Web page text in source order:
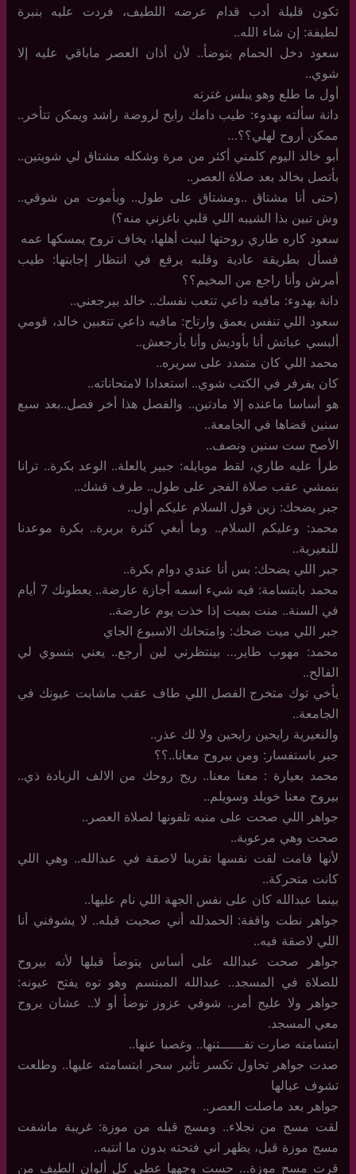
تكون قليلة أدب قدام عرضه اللطيف، فردت عليه بنبرة
لطيفة: إن شاء الله..
سعود دخل الحمام يتوضأ.. لأن أذان العصر ماباقي عليه إلا
شوي..
أول ما طلع وهو يبلس غترته
دانة سألته بهدوء: طيب دامك رايح لروضة راشد ويمكن تتأخر..
ممكن أروح لهلي؟؟…
أبو خالد اليوم كلمني أكثر من مرة وشكله مشتاق لي شويتين..
بأتصل بخالد بعد صلاة العصر..
(حتى أنا مشتاق ..ومشتاق على طول.. وبأموت من شوقي..
وش تبين بذا الشيبه اللي قلبي ناغزني منه؟)
سعود كاره طاري روحتها لبيت أهلها، يخاف تروح يمسكها عمه
فسأل بطريقة عادية وقلبه يرقع في انتظار إجابتها: طيب
أمرش وأنا راجع من المخيم؟؟
دانة بهدوء: مافيه داعي تتعب نفسك.. خالد بيرجعني..
سعود اللي تنفس بعمق وارتاح: مافيه داعي تتعبين خالد، قومي
ألبسي عباتش أنا بأوديش وأنا بأرجعش..
محمد اللي كان متمدد على سريره..
كان يفرفر في الكتب شوي.. استعدادا لامتحاناته..
هو أساسا ماعنده إلا مادتين.. والفصل هذا أخر فصل..بعد سبع
سنين قضاها في الجامعة..
الأصح ست سنين ونصف..
طرأ عليه طاري، لقط موبايله: جبير يالعلة.. الوعد بكرة.. ترانا
بنمشي عقب صلاة الفجر على طول.. طرف قشك..
جبر يضحك: زين قول السلام عليكم أول..
محمد: وعليكم السلام.. وما أبغي كثرة بربرة.. بكرة موعدنا
للنعيرية..
جبر اللي يضحك: بس أنا عندي دوام بكرة..
محمد بابتسامة: فيه شيء اسمه أجازة عارضة.. يعطونك 7 أيام
في السنة.. منت بميت إذا خذت يوم عارضة..
جبر اللي ميت ضحك: وامتحانك الاسبوع الجاي
محمد: مهوب طاير… بينتظرني لين أرجع.. يعني بتسوي لي
الفالح..
يأخي توك متخرج الفصل اللي طاف عقب ماشابت عيونك في
الجامعة..
والنعيرية رايحين رايحين ولا لك عذر..
جبر باستفسار: ومن بيروح معانا..؟؟
محمد بعيارة : معنا معنا.. ريح روحك من الالف الزيادة ذي..
بيروح معنا خويلد وسويلم..
جواهر اللي صحت على منبه تلفونها لصلاة العصر..
صحت وهي مرعوبة..
لأنها قامت لقت نفسها تقريبا لاصقة في عبدالله.. وهي اللي
كانت متحركة..
بينما عبدالله كان على نفس الجهة اللي نام عليها..
جواهر نطت واقفة: الحمدلله أني صحيت قبله.. لا يشوفني أنا
اللي لاصقة فيه..
جواهر صحت عبدالله على أساس يتوضأ قبلها لأنه بيروح
للصلاة في المسجد.. عبدالله المبتسم وهو توه يفتح عيونه:
جواهر ولا عليج أمر.. شوفي عزوز توضأ أو لا.. عشان يروح
معي المسجد.
ابتسامته صارت تفــــــتنها.. وغصبا عنها..
صدت جواهر تحاول تكسر تأثير سحر ابتسامته عليها.. وطلعت
تشوف عيالها
جواهر بعد ماصلت العصر..
لقت مسج من نجلاء.. ومسج قبله من موزة: غريبة ماشفت
مسج موزة قبل، يظهر اني فتحته بدون ما انتبه..
قرت مسج موزة… حست وجهها عطى كل ألوان الطيف من